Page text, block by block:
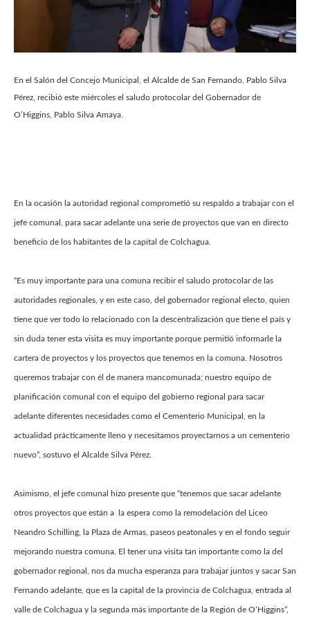
En el Salón del Concejo Municipal, el Alcalde de San Fernando, Pablo Silva
Pérez, recibió este miércoles el saludo protocolar del Gobernador de
O’Higgins, Pablo Silva Amaya.
En la ocasión la autoridad regional comprometió su respaldo a trabajar con el
jefe comunal, para sacar adelante una serie de proyectos que van en directo
beneficio de los habitantes de la capital de Colchagua.
“Es muy importante para una comuna recibir el saludo protocolar de las
autoridades regionales, y en este caso, del gobernador regional electo, quien
tiene que ver todo lo relacionado con la descentralización que tiene el país y
sin duda tener esta visita es muy importante porque permitió informarle la
cartera de proyectos y los proyectos que tenemos en la comuna. Nosotros
queremos trabajar con él de manera mancomunada; nuestro equipo de
planificación comunal con el equipo del gobierno regional para sacar
adelante diferentes necesidades como el Cementerio Municipal, en la
actualidad prácticamente lleno y necesitamos proyectarnos a un cementerio
nuevo”, sostuvo el Alcalde Silva Pérez.
Asimismo, el jefe comunal hizo presente que “tenemos que sacar adelante
otros proyectos que están a la espera como la remodelación del Liceo
Neandro Schilling, la Plaza de Armas, paseos peatonales y en el fondo seguir
mejorando nuestra comuna. El tener una visita tan importante como la del
gobernador regional, nos da mucha esperanza para trabajar juntos y sacar San
Fernando adelante, que es la capital de la provincia de Colchagua, entrada al
valle de Colchagua y la segunda más importante de la Región de O’Higgins”,